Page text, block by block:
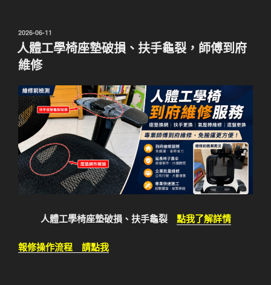
發
佈
於
2026-06-11
人體工學椅座墊破損、扶手龜裂，師傅到府
維修
人體工學椅座墊破損、扶手龜裂 點我了解詳情
報修操作流程 請點我